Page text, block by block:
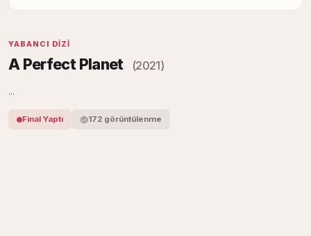
YABANCI DIZI
A Perfect Planet (2021)
...
Final Yaptı 172 görüntülenme